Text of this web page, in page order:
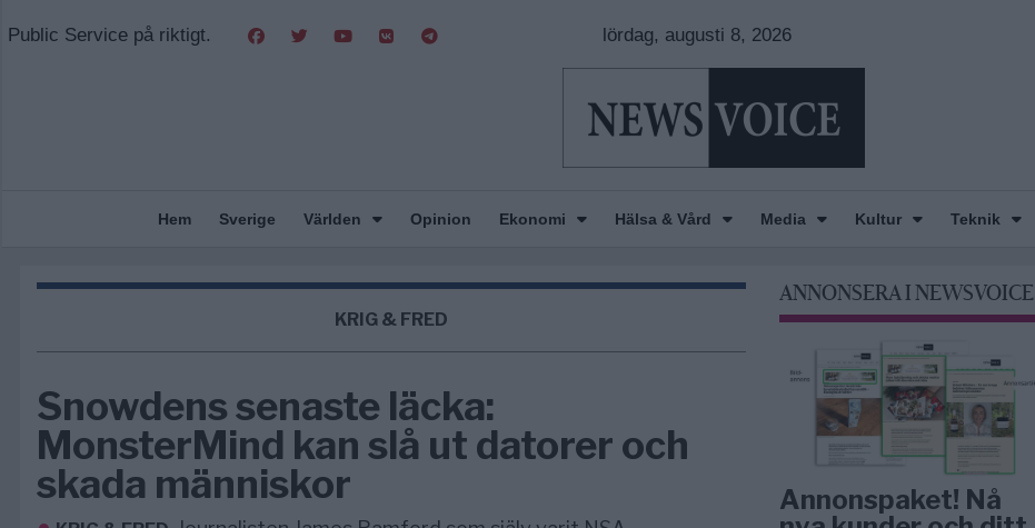
Public Service på riktigt. lördag, augusti 8, 2026
Hem Sverige Världen Opinion Ekonomi Hälsa & Vård Media Kultur Teknik
KRIG & FRED
Snowdens senaste läcka:
MonsterMind kan slå ut datorer och
skada människor
ANNONSERA I NEWSVOICE
Annonspaket! Nå